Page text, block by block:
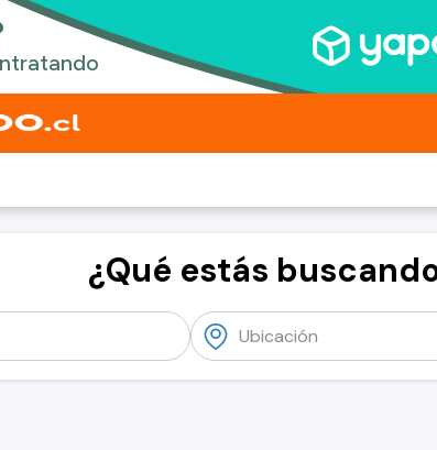
¿Qué estás